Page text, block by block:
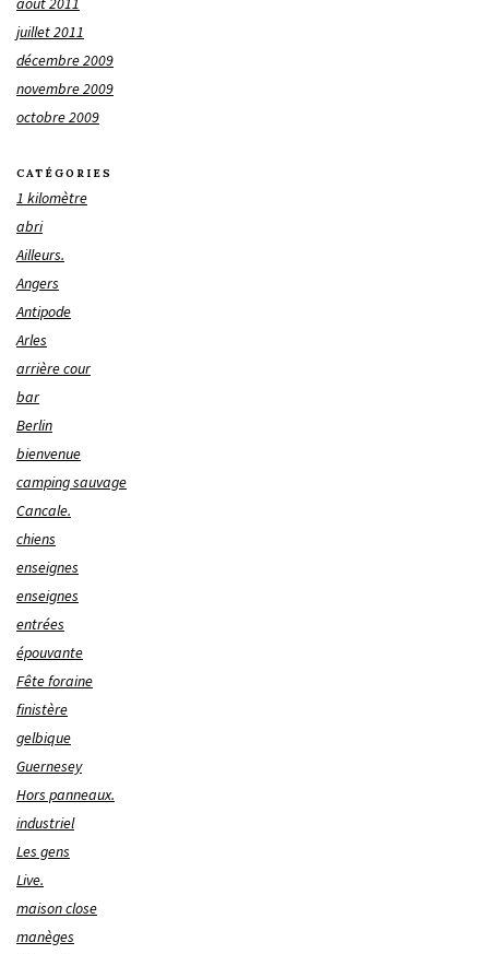
juillet 2011
décembre 2009
novembre 2009
octobre 2009
CATÉGORIES
1 kilomètre
abri
Ailleurs.
Angers
Antipode
Arles
arrière cour
bar
Berlin
bienvenue
camping sauvage
Cancale.
chiens
enseignes
enseignes
entrées
épouvante
Fête foraine
finistère
gelbique
Guernesey
Hors panneaux.
industriel
Les gens
Live.
maison close
manèges